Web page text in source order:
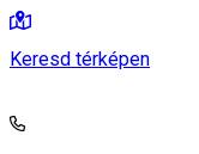
Keresd térképen